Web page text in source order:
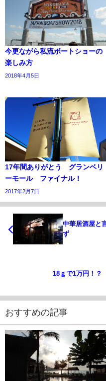
今更ながら私流ボートショーの
楽しみ方
2018年4月5日
17年間ありがとう グランベリ
ーモール ファイナル！
2017年2月7日
中華居酒屋と
ず
18ｇで1万円！？
おすすめの記事